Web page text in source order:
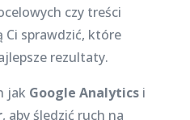
czy treści
sprawdzić, które
rezultaty.
jak Google Analyticsi
, aby śledzić ruch na